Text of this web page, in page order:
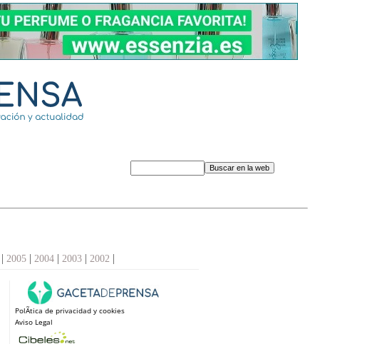
| 2005 | 2004 | 2003 | 2002 |
PolÃ­tica de privacidad y cookies
Aviso Legal